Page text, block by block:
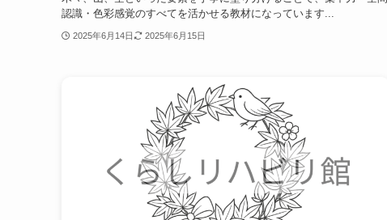
認識・色彩感覚のすべてを活かせる教材になっています...
2025年6月14日 2025年6月15日